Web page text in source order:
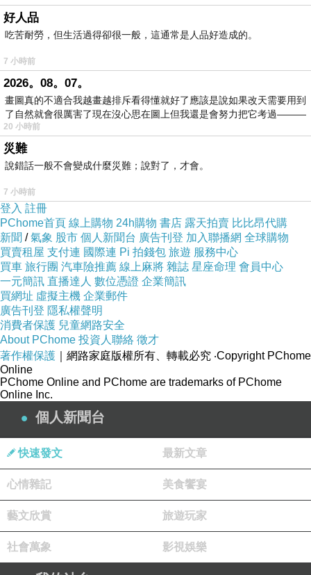
但剛出的時候那個價格真的無法下手
現在剛好有折扣優惠～就衝下去了
【SUNPOWER】TOP1 UV-C400 Filter 專業保
護濾鏡-77mm現在真的很搶手
不然到時生日禮物候要買買不到就哭哭啦！QQ
其他細節★寫在這邊！★
有興趣的話就連進去看看囉！
↓↓↓限量特惠的優惠按鈕↓↓↓
超值推>【SUNPOWER】TOP1 UV-C400
Filter 專業保護濾鏡-77mm
商品訊息功能
好人品
吃苦耐勞，但生活過得卻很一般，這通常是人品好造成的。
7 小時前
2026。08。07。
畫圖真的不適合我越畫越排斥看得懂就好了應該是說如果改天需要用到
了自然就會很厲害了現在沒心思在圖上但我還是會努力把它考過———
20 小時前
災難
說錯話一般不會變成什麼災難；說對了，才會。
7 小時前
登入 註冊
PChome首頁 線上購物 24h購物 書店 露天拍賣 比比昂代購
新聞 /氣象 股市 個人新聞台 廣告刊登 加入聯播網 全球購物
買賣租屋 支付連 國際連 Pi 拍錢包 旅遊 服務中心
買車 旅行團 汽車險推薦 線上麻將 雜誌 星座命理 會員中心
一元簡訊 直播達人 數位憑證 企業簡訊
買網址 虛擬主機 企業郵件
廣告刊登 隱私權聲明
消費者保護 兒童網路安全
About PChome 投資人聯絡 徵才
著作權保護 ｜網路家庭版權所有、轉載必究 ‧Copyright PChome
Online
PChome Online and PChome are trademarks of PChome
Online Inc.
個人新聞台
快速發文 最新文章
心情雜記 美食饗宴
藝文欣賞 旅遊玩家
社會萬象 影視娛樂